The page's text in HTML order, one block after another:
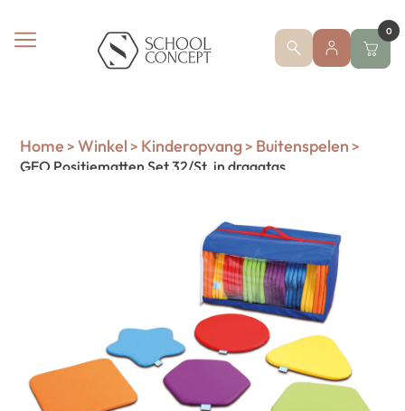
0
Home > Winkel > Kinderopvang> Buitenspelen >
GEO Positiematten Set 32/St. in draagtas